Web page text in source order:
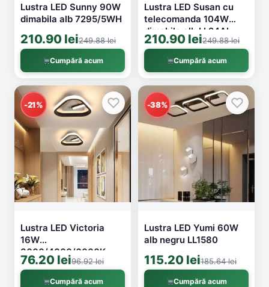
Lustra LED Sunny 90W
dimabila alb 7295/5WH
210.90 lei249.88 lei
Cumpără acum
Lustra LED Susan cu
telecomanda 104W
dimabila alb LL24AL
210.90 lei249.88 lei
Cumpără acum
-21%
Lustra LED Victoria
16W
3000/4000/6000K
LL843AL
76.20 lei96.92 lei
Cumpără acum
-38%
Lustra LED Yumi 60W
alb negru LL1580
115.20 lei185.64 lei
Cumpără acum